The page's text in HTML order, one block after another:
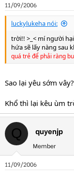
11/09/2006
luckylukeha nói:
trời!! >_< mí người
hứa sẽ lấy nàng sau
quá trẻ để phải ràng
Sao lại yêu sớm
Khổ thì lại kêu ùm
Q quyenjp
Member
11/09/2006